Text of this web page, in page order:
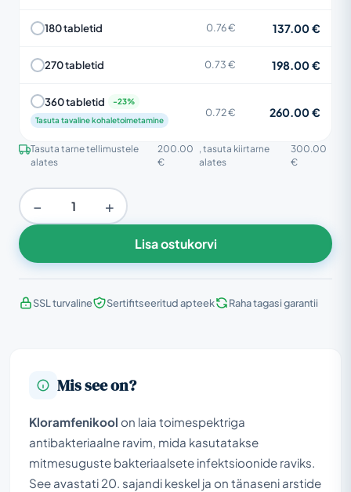
180 tabletid 0.76 € 137.00 €
270 tabletid 0.73 € 198.00 €
360 tabletid
Tasuta tavaline kohaletoimetamine
0.72 € 260.00 €
Tasuta tarne tellimustele
alates
200.00
€
, tasuta kiirtarne
alates
300.00
€
− +
Lisa ostukorvi
SSL turvaline Sertifitseeritud apteek Raha tagasi garantii
Mis see on?
Kloramfenikool on laia toimespektriga
antibakteriaalne ravim, mida kasutatakse
mitmesuguste bakteriaalsete infektsioonide raviks.
See avastati 20. sajandi keskel ja on tänaseni arstide